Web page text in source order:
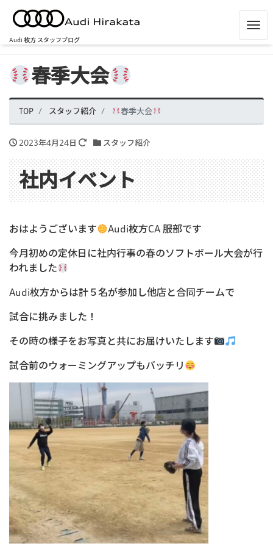
Audi 枚方 スタッフブログ
春季大会
TOP スタッフ紹介 春季大会
2023年4月24日 スタッフ紹介
社内イベント
おはようございます
Audi枚方CA 服部です
今月初めの定休日に社内行事の春のソフトボール大会が行
われました
Audi枚方からは計５名が参加し他店と合同チームで
試合に挑みました ！
その時の様子をお写真と共にお届けいたします
試合前のウォーミングアップもバッチリ